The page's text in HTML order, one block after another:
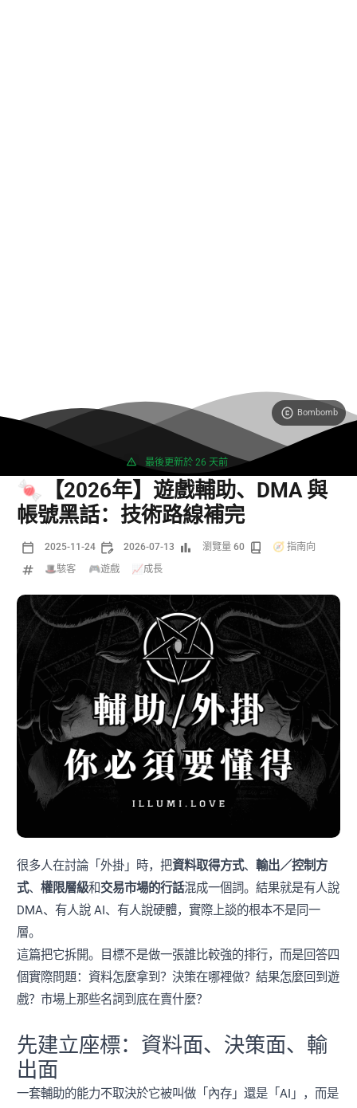
Bombomb
7 分鐘 最後更新於 26 天前
🍬【2026年】遊戲輔助、DMA 與
帳號黑話：技術路線補完
2025-11-24 2026-07-13 瀏覽量 60
🧭 指南向
🎩駭客
🎮遊戲 📈成長
很多人在討論「外掛」時，把資料取得方式、 輸出／控制方
式、 權限層級和交易市場的行話混成一個詞。結果就是有人說
DMA、有人說 AI、有人說硬體，實際上談的根本不是同一
層。
這篇把它拆開。目標不是做一張誰比較強的排行，而是回答四
個實際問題：資料怎麼拿到？決策在哪裡做？結果怎麼回到遊
戲？市場上那些名詞到底在賣什麼？
先建立座標：資料面、決策面、輸
出面
一套輔助的能力不取決於它被叫做「內存」還是「AI」，而是